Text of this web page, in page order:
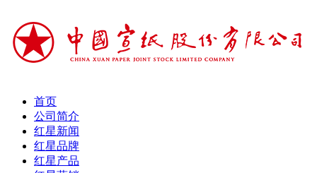
首页
公司简介
红星新闻
红星品牌
红星产品